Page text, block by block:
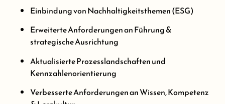
Einbindung von Nachhaltigkeitsthemen (ESG)
Erweiterte Anforderungen an Führung &
strategische Ausrichtung
Aktualisierte Prozesslandschaften und
Kennzahlenorientierung
Verbesserte Anforderungen an Wissen, Kompetenz